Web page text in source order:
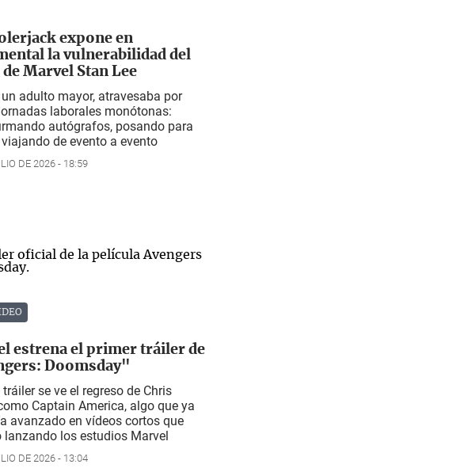
expone en
la vulnerabilidad del
Marvel Stan Lee
un adulto mayor, atravesaba por
laborales monótonas:
autógrafos, posando para
de evento a evento
DE 2026 - 18:59
estrena el primer tráiler de
Doomsday"
tráiler se ve el regreso de Chris
Captain America, algo que ya
avanzado en vídeos cortos que
lanzando los estudios Marvel
DE 2026 - 13:04